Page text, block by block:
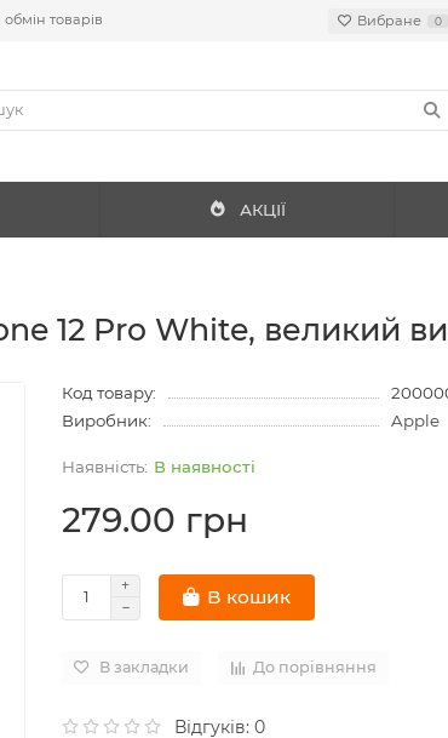
товарів Вибране 0
АКЦІЇ
12 Pro White, великий
Код товару:
Виробник:
Apple
В наявності
279.00 грн
В кошик
В закладки До порівняння
Відгуків: 0